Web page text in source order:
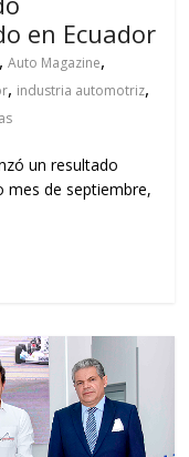
en Ecuador
,Auto Magazine,
, industria automotriz,
un resultado
mes de septiembre,